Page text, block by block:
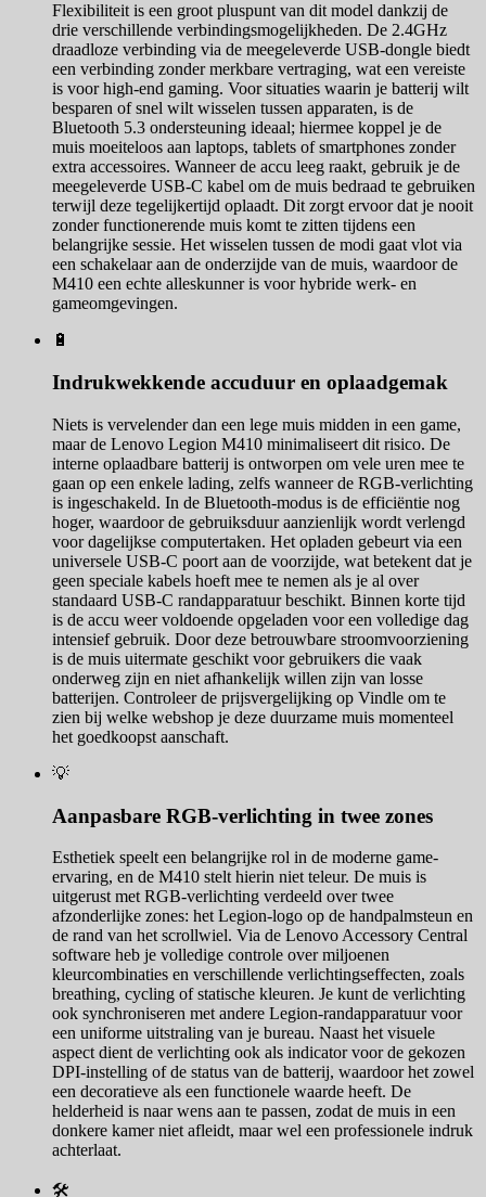
Flexibiliteit is een groot pluspunt van dit model dankzij de
drie verschillende verbindingsmogelijkheden. De 2.4GHz
draadloze verbinding via de meegeleverde USB-dongle biedt
een verbinding zonder merkbare vertraging, wat een vereiste
is voor high-end gaming. Voor situaties waarin je batterij wilt
besparen of snel wilt wisselen tussen apparaten, is de
Bluetooth 5.3 ondersteuning ideaal; hiermee koppel je de
muis moeiteloos aan laptops, tablets of smartphones zonder
extra accessoires. Wanneer de accu leeg raakt, gebruik je de
meegeleverde USB-C kabel om de muis bedraad te gebruiken
terwijl deze tegelijkertijd oplaadt. Dit zorgt ervoor dat je nooit
zonder functionerende muis komt te zitten tijdens een
belangrijke sessie. Het wisselen tussen de modi gaat vlot via
een schakelaar aan de onderzijde van de muis, waardoor de
M410 een echte alleskunner is voor hybride werk- en
gameomgevingen.
🔋
Indrukwekkende accuduur en oplaadgemak
Niets is vervelender dan een lege muis midden in een game,
maar de Lenovo Legion M410 minimaliseert dit risico. De
interne oplaadbare batterij is ontworpen om vele uren mee te
gaan op een enkele lading, zelfs wanneer de RGB-verlichting
is ingeschakeld. In de Bluetooth-modus is de efficiëntie nog
hoger, waardoor de gebruiksduur aanzienlijk wordt verlengd
voor dagelijkse computertaken. Het opladen gebeurt via een
universele USB-C poort aan de voorzijde, wat betekent dat je
geen speciale kabels hoeft mee te nemen als je al over
standaard USB-C randapparatuur beschikt. Binnen korte tijd
is de accu weer voldoende opgeladen voor een volledige dag
intensief gebruik. Door deze betrouwbare stroomvoorziening
is de muis uitermate geschikt voor gebruikers die vaak
onderweg zijn en niet afhankelijk willen zijn van losse
batterijen. Controleer de prijsvergelijking op Vindle om te
zien bij welke webshop je deze duurzame muis momenteel
het goedkoopst aanschaft.
💡
Aanpasbare RGB-verlichting in twee zones
Esthetiek speelt een belangrijke rol in de moderne game-
ervaring, en de M410 stelt hierin niet teleur. De muis is
uitgerust met RGB-verlichting verdeeld over twee
afzonderlijke zones: het Legion-logo op de handpalmsteun en
de rand van het scrollwiel. Via de Lenovo Accessory Central
software heb je volledige controle over miljoenen
kleurcombinaties en verschillende verlichtingseffecten, zoals
breathing, cycling of statische kleuren. Je kunt de verlichting
ook synchroniseren met andere Legion-randapparatuur voor
een uniforme uitstraling van je bureau. Naast het visuele
aspect dient de verlichting ook als indicator voor de gekozen
DPI-instelling of de status van de batterij, waardoor het zowel
een decoratieve als een functionele waarde heeft. De
helderheid is naar wens aan te passen, zodat de muis in een
donkere kamer niet afleidt, maar wel een professionele indruk
achterlaat.
🛠️